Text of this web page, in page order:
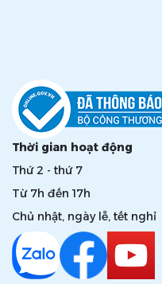
Thời gian hoạt động
Thứ 2 - thứ 7
Từ 7h đến 17h
Chủ nhật, ngày lễ, tết nghỉ